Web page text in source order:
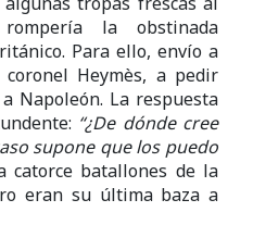
la obstinada
Para ello, envío a
Heymès, a pedir
Napoleón. La respuesta
“¿De dónde cree
supone que los puedo
catorce batallones de la
eran su última baza a